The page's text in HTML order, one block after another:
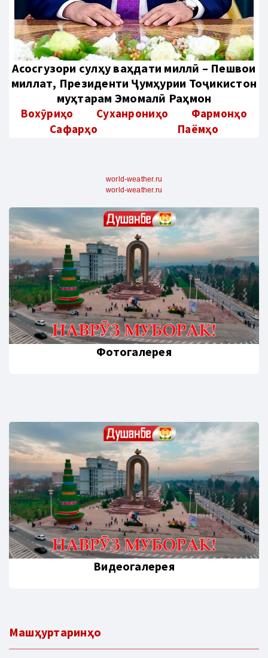
Aсосгузори сулҳу ваҳдати миллӣ – Пешвои
миллат, Президенти Ҷумҳурии Тоҷикистон
муҳтарам Эмомалӣ Раҳмон
Вохӯриҳо Суханрониҳо
Фармонҳо
Сафарҳо
Паёмҳо
world-weather.ru
world-weather.ru
Фотогалерея
Видеогалерея
Машҳуртаринҳо